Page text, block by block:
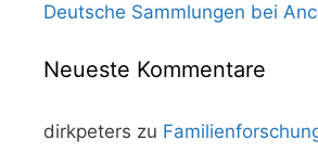
Deutsche Sammlungen bei
Neueste Kommentare
dirkpeters zu